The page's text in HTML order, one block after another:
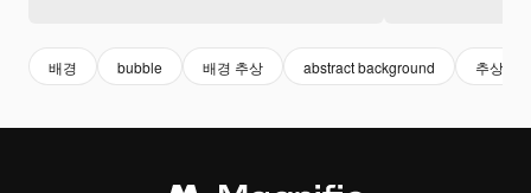
배경 bubble 배경 추상 abstract background 추상